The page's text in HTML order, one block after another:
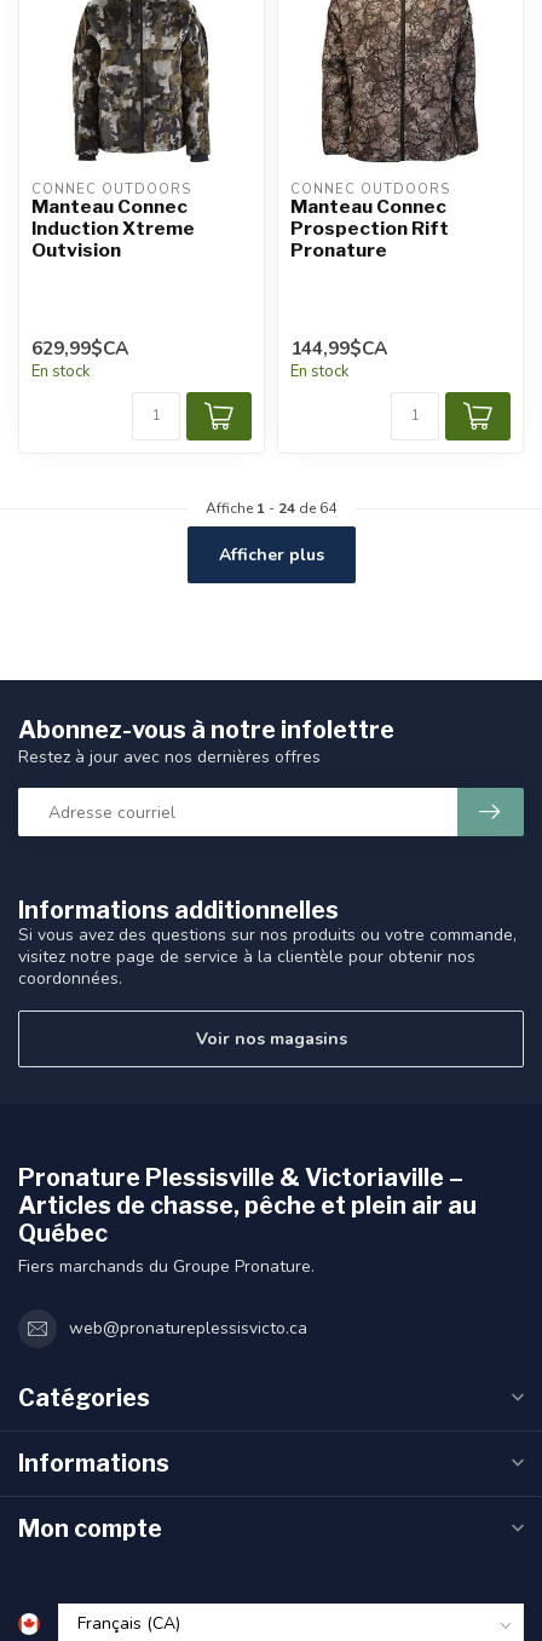
CONNEC OUTDOORS
Manteau Connec
Induction Xtreme
Outvision
629,99$CA
En stock
CONNEC OUTDOORS
Manteau Connec
Prospection Rift
Pronature
144,99$CA
En stock
Affiche 1 - 24 de 64
Afficher plus
Informations additionnelles
Si vous avez des questions sur nos produits ou votre commande,
visitez notre page de service à la clientèle pour obtenir nos
coordonnées.
Voir nos magasins
Abonnez-vous à notre infolettre
Restez à jour avec nos dernières offres
Pronature Plessisville & Victoriaville –
Articles de chasse, pêche et plein air au
Québec
Fiers marchands du Groupe Pronature.
web@pronatureplessisvicto.ca
Catégories
Informations
Mon compte